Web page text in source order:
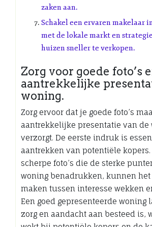
zaken aan.
Schakel een ervaren makelaar
met de lokale markt en
huizen sneller te verkopen.
Zorg voor goede foto’s
aantrekkelijke
woning.
Zorg ervoor dat je goede foto’s
aantrekkelijke presentatie van de
verzorgt. De eerste indruk is
aantrekken van potentiële kopers.
scherpe foto’s die de sterke
woning benadrukken, kunnen
maken tussen interesse wekken
Een goed gepresenteerde woning
zorg en aandacht aan besteed is,